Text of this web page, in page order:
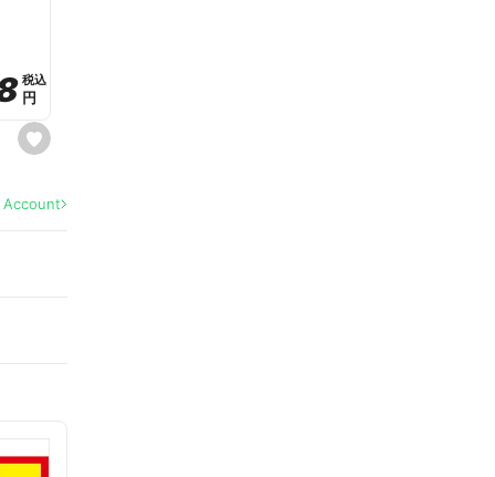
e
s
e
a
税込
税込
円
円